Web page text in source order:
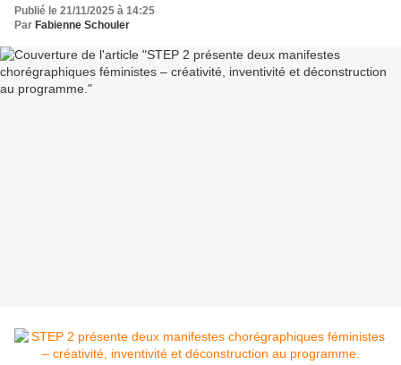
Publié le 21/11/2025 à 14:25
Par Fabienne Schouler